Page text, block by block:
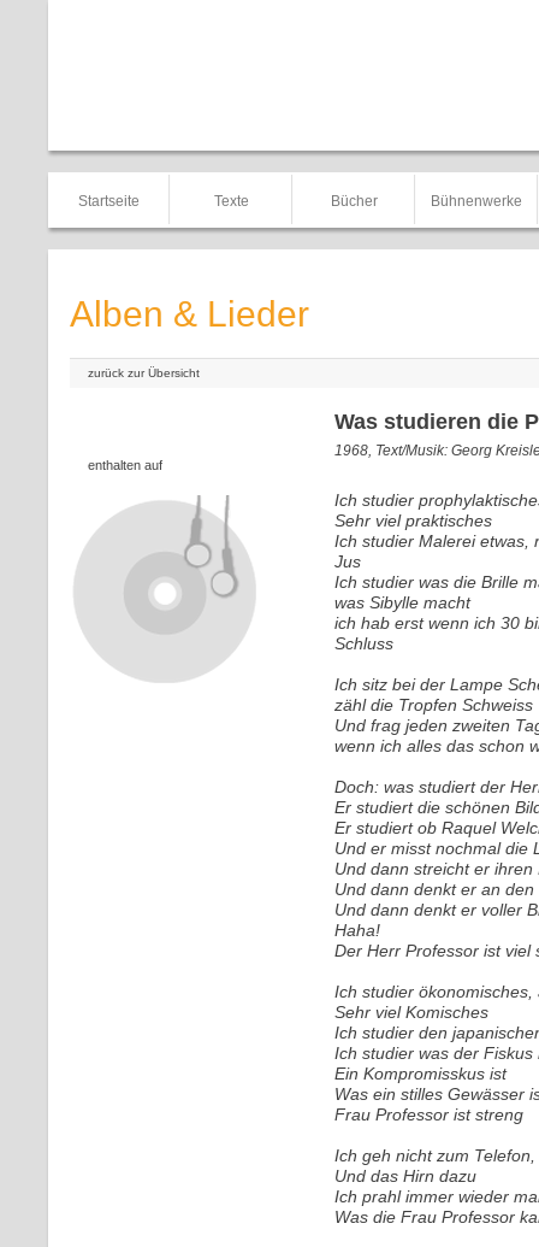
Startseite Texte Bücher Bühnenwerke
Alben & Lieder
zurück zur Übersicht
enthalten auf
Was studieren die
1968, Text/Musik: Georg
Ich studier
Sehr viel praktisches
Ich studier Malerei etwas,
Jus
Ich studier was die Brille
was Sibylle macht
ich hab erst wenn ich 30
Schluss
Ich sitz bei der Lampe
zähl die Tropfen Schweiss
Und frag jeden zweiten
wenn ich alles das schon
Doch: was studiert der
Er studiert die schönen
Er studiert ob Raquel
Und er misst nochmal die
Und dann streicht er
Und dann denkt er an
Und dann denkt er voller
Haha!
Der Herr Professor ist viel
Ich studier ökonomisches,
Sehr viel Komisches
Ich studier den
Ich studier was der Fiskus
Ein Kompromisskus ist
Was ein stilles Gewässer
Frau Professor ist streng
Ich geh nicht zum
Und das Hirn dazu
Ich prahl immer wieder
Was die Frau Professor